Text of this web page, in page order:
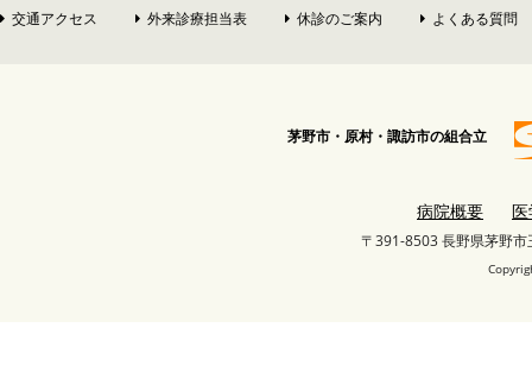
交通アクセス 外来診療担当表 休診のご案内 よくある質問
茅野市・原村・諏訪市の組合立
病院概要
〒391-8503 長野県茅野